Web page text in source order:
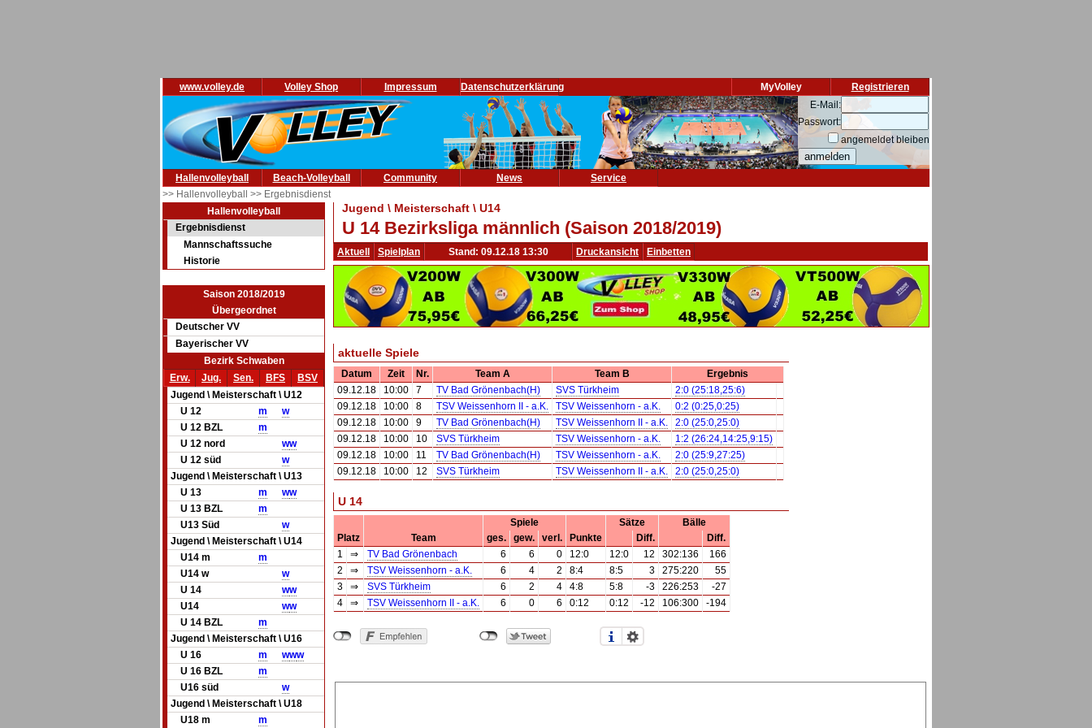
www.volley.de Volley Shop Impressum Datenschutzerklärung Registrieren
MyVolley
E-Mail:
Passwort:
angemeldet bleiben
Hallenvolleyball Beach-Volleyball Community News
Service
>> Hallenvolleyball >> Ergebnisdienst
Hallenvolleyball
Ergebnisdienst
Mannschaftssuche
Historie
Saison 2018/2019
Übergeordnet
Deutscher VV
Bayerischer VV
Bezirk Schwaben
Erw.
Jug. Sen. BFS
BSV
Jugend \ Meisterschaft \ U12
U 12
m
w
U 12 BZL
m
U 12 nord
ww
U 12 süd
w
Jugend \ Meisterschaft \ U13
U 13
m ww
U 13 BZL
m
U13 Süd
w
Jugend \ Meisterschaft \ U14
U14 m
m
U14 w
w
U 14
ww
U14
ww
U 14 BZL
m
Jugend \ Meisterschaft \ U16
U 16
m www
U 16 BZL
m
U16 süd
w
Jugend \ Meisterschaft \ U18
U18 m
m
Jugend \ Meisterschaft \ U14
U 14 Bezirksliga männlich (Saison 2018/2019)
Aktuell Spielplan Stand: 09.12.18 13:30 Druckansicht Einbetten
aktuelle Spiele
Datum Zeit Nr. Team A Team B
Ergebnis
09.12.18
10:00 7 TV Bad Grönenbach(H) SVS Türkheim
2:0 (25:18,25:6)
09.12.18
10:00 8 TSV Weissenhorn II - a.K. TSV Weissenhorn - a.K.
0:2 (0:25,0:25)
09.12.18
10:00 9 TV Bad Grönenbach(H) TSV Weissenhorn II - a.K.
2:0 (25:0,25:0)
09.12.18
10:00 10 SVS Türkheim TSV Weissenhorn - a.K.
1:2 (26:24,14:25,9:15)
09.12.18
10:00 11 TV Bad Grönenbach(H) TSV Weissenhorn - a.K.
2:0 (25:9,27:25)
09.12.18
10:00 12 SVS Türkheim TSV Weissenhorn II - a.K. 2:0 (25:0,25:0)
U 14
Spiele Sätze
Bälle
Platz
Team ges. gew. verl. Punkte Diff.
Diff.
1
⇒ TV Bad Grönenbach 6 6 0 12:0 12:0 12 302:136
166
2
⇒ TSV Weissenhorn - a.K. 6 4 2 8:4 8:5 3 275:220
55
3
⇒ SVS Türkheim 6 2 4 4:8 5:8 -3 226:253
-27
4
⇒ TSV Weissenhorn II - a.K. 6 0 6 0:12 0:12 -12 106:300 -194